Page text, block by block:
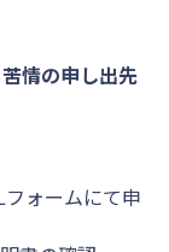
情の申し出先
ォームにて申